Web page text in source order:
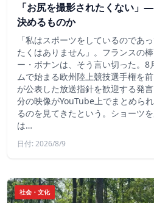
「お尻を撮影されたくない
決めるものか
「私はスポーツをしているのであ
たくはありません」。フランスの
ー・ボナンは、そう言い切った。
ムで始まる欧州陸上競技選手権を
が公表した放送指針を歓迎する発
分の映像がYouTube上でまとめら
るのを見てきたという。ショーツ
は…
日付: 2026/8/9
社会・文化